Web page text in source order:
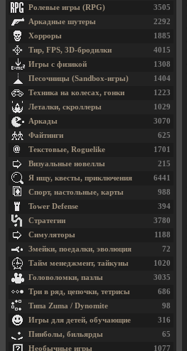
3505
Ролевые игры (RPG)
2292
Аркадные шутеры
1885
Хорроры
4015
Тир, FPS, 3D-бродилки
1308
Игры с физикой
1404
Песочницы (Sandbox-игры)
1223
Техника на колесах, гонки
1029
Леталки, скроллеры
3070
Аркады
625
Файтинги
1701
Текстовые, Roguelike
215
Визуальные новеллы
6441
Я ищу, квесты, приключения
988
Спорт, настольные, карты
394
Tower Defense
3780
Стратегии
1188
Симуляторы
72
Змейки, поедалки, эволюция
1020
Тайм менеджмент, тайкуны
3035
Головоломки, пазлы
686
Три в ряд, цепочки, тетрисы
98
Типа Zuma / Dynomite
316
Игры для детей, обучающие
65
Пинболы, бильярды
1077
Необычные игры